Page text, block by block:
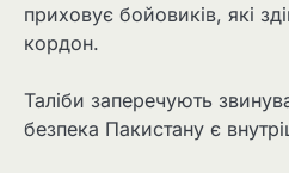
приховує бойовиків, які
кордон.
Таліби заперечують
безпека Пакистану є